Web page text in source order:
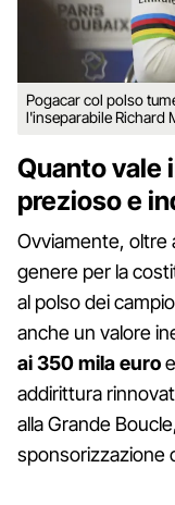
Pogacar col polso
l'inseparabile Richard
Quanto vale
prezioso e
Ovviamente, oltre
genere per la
al polso dei
anche un valore
ai 350 mila euro
addirittura
alla Grande
sponsorizzazione